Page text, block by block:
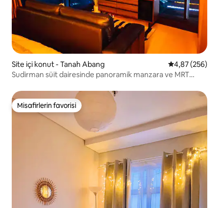
Site içi konut - Tanah Abang 5 üzerinden
4,87 (256)
Sudirman süit dairesinde panoramik manzara ve MRT
Misafirlerin favorisi
Misafirlerin favorisi